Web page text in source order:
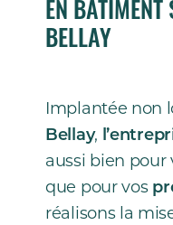
BELLAY
Implantée non
Bellay,
aussi bien pour
que pour vos
réalisons la